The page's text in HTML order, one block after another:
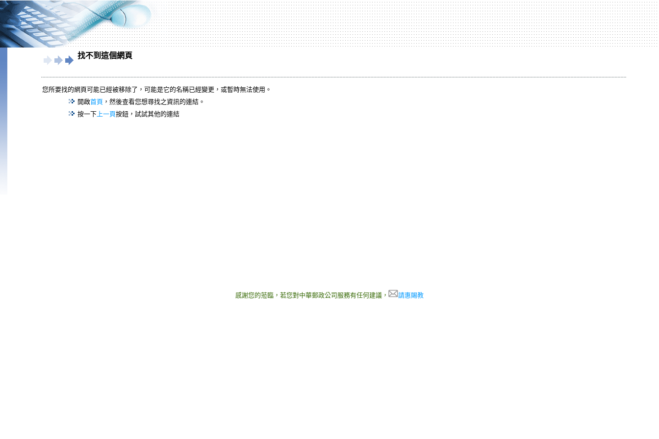
找不到這個網頁
您所要找的網頁可能已經被移除了，可能是它的名稱已經變更，或暫時無法使用。
開啟首頁 ，然後查看您想尋找之資訊的連結。
按一下上一頁按鈕，試試其他的連結
感謝您的蒞臨，若您對中華郵政公司服務有任何建議， 請惠賜教